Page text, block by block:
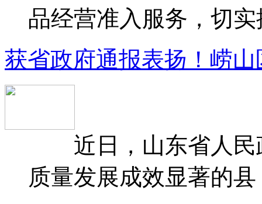
品经营准入服务，切
获省政府通报表扬！崂
近日，山东省人民
质量发展成效显著的